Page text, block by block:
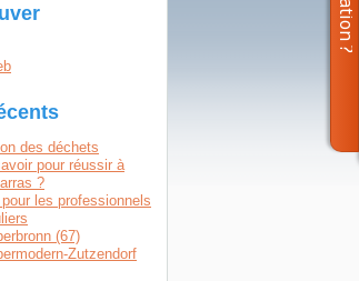
des déchets
pour réussir à
?
les professionnels
(67)
Zutzendorf